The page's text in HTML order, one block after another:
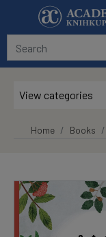
Skip to main content
View categories
Home Books